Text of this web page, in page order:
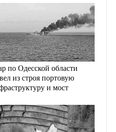
по Одесской области
из строя портовую
и мост